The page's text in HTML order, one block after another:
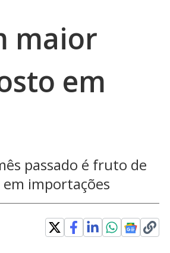
maior
em
passado é fruto de
em importações